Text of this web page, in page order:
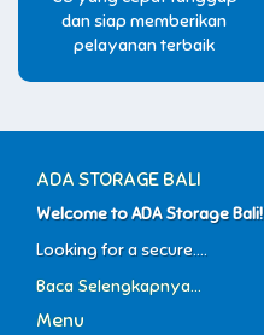
dan siap memberikan
pelayanan terbaik
ADA STORAGE BALI
Welcome to ADA Storage Bali!
Looking for a secure....
Baca Selengkapnya...
Menu